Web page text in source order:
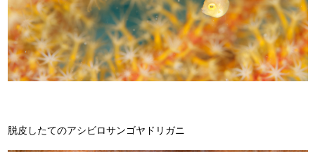
脱皮したてのアシビロサンゴヤドリガニ